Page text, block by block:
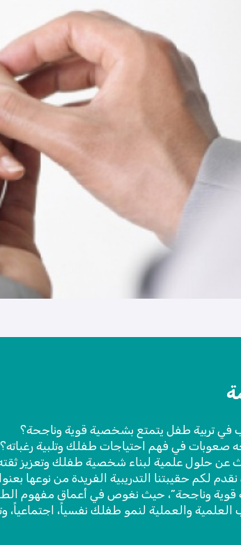
في تربية طفل يتمتع بشخصية قوية وناجحة؟
صعوبات في فهم احتياجات طفلك وتلبية رغباته؟
عن حلول علمية لبناء شخصية طفلك وتعزيز
نقدم لكم حقيبتنا التدريبية الفريدة من نوعها
وناجحة”، حيث نغوص في أعماق مفهوم
العلمية والعملية لنمو طفلك نفسياً، اجتماعياً،